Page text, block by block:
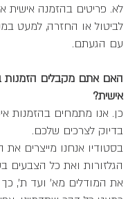
לא. פריטים בהזמנה אישית
לביטול או החזרה, למעט
עם הגעתם.
האם אתם מקבלים
אישית?
כן. אנו מתמחים בהזמנות
בדיוק לצרכים שלכם.
בסטודיו אנחנו מייצרים
הגלזורות ואת כל הצבעים
את המודלים מא׳ ועד ת׳, כך